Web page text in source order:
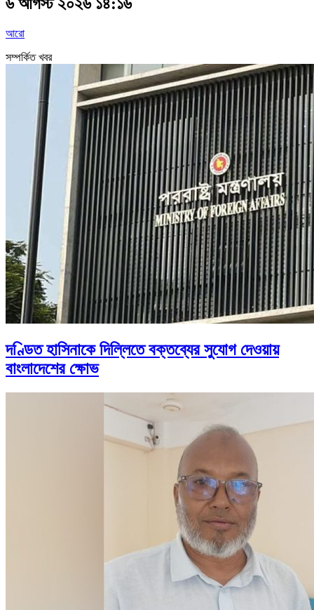
৬ আগস্ট ২০২৬ ১৪:১৬
আরো
সম্পর্কিত খবর
দণ্ডিত হাসিনাকে দিল্লিতে বক্তব্যের সুযোগ দেওয়ায়
বাংলাদেশের ক্ষোভ